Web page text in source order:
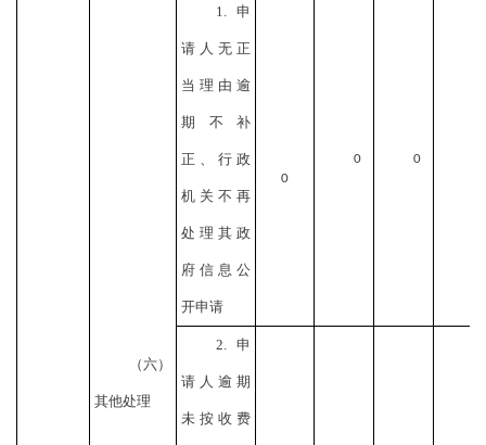
（六）
其他处理
1.申
请人无正
当理由逾
期不补
正、行政
机关不再
处理其政
府信息公
开申请
0
0 0
2.申
请人逾期
未按收费